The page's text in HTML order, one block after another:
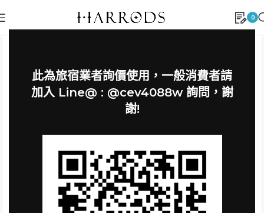
此為旅宿業者詢價使用，一般消費者請
加入 Line@ : @cev4088w 詢問，謝
謝!
0